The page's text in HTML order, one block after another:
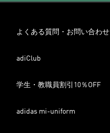
よくある質問・お問い合わせ
adiClub
学生・教職員割引10％OFF
adidas mi-uniform